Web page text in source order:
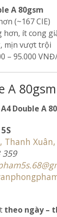
A 80gsm
(~167 CIE)
hơn, ít cong
mịn vượt trội
– 95.000
A
Double A
Thanh
359
theo ngày –